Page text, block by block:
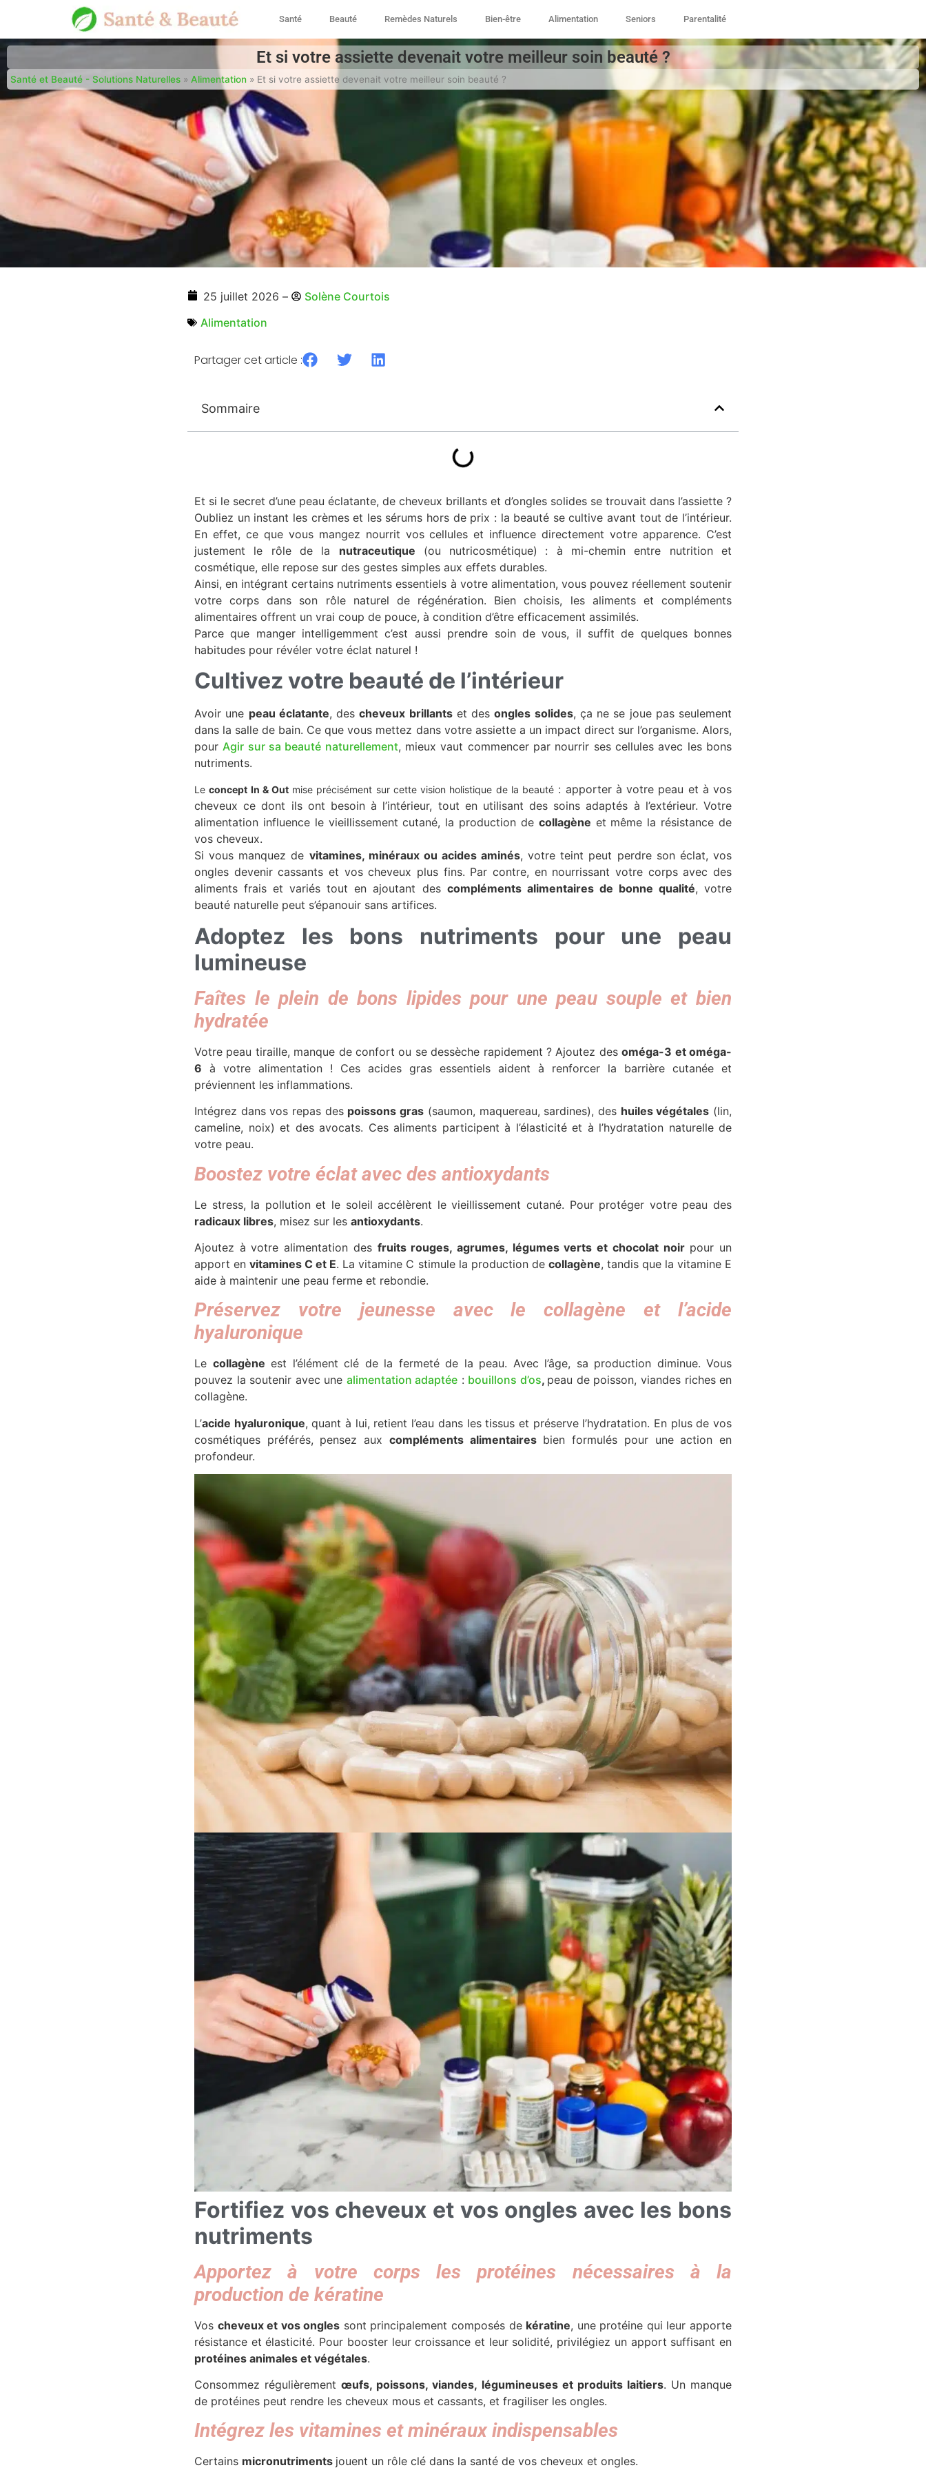
Santé Beauté Remèdes Naturels Bien-être Alimentation Seniors Parentalité
Et si votre assiette devenait votre meilleur soin beauté ?
Santé et Beauté - Solutions Naturelles » Alimentation » Et si votre assiette devenait votre meilleur soin beauté ?
25 juillet 2026 –
Solène Courtois
Alimentation
Partager cet article :
Sommaire
Et si le secret d’une peau éclatante, de cheveux brillants et d’ongles solides se trouvait dans l’assiette ?
Oubliez un instant les crèmes et les sérums hors de prix : la beauté se cultive avant tout de l’intérieur.
En effet, ce que vous mangez nourrit vos cellules et influence directement votre apparence. C’est
justement le rôle de la nutraceutique (ou nutricosmétique)
: à mi-chemin entre nutrition et
cosmétique, elle repose sur des gestes simples aux effets durables.
Ainsi, en intégrant certains nutriments essentiels à votre alimentation, vous pouvez réellement soutenir
votre corps dans son rôle naturel de régénération. Bien choisis, les aliments et compléments
alimentaires offrent un vrai coup de pouce, à condition d’être efficacement assimilés.
Parce que manger intelligemment c’est aussi prendre soin de vous, il suffit de quelques bonnes
habitudes pour révéler votre éclat naturel !
Cultivez votre beauté de l’intérieur
Avoir une peau éclatante, descheveux brillantset desongles solides, ça ne se joue pas seulement
dans la salle de bain. Ce que vous mettez dans votre assiette a un impact direct sur l’organisme. Alors,
pourAgir sur sa beauté naturellement, mieux vaut commencer par nourrir ses cellules avec les bons
nutriments.
Leconcept In & Outmise précisément sur cette vision holistique de la beauté : apporter à votre peau et à vos
cheveux ce dont ils ont besoin à l’intérieur, tout en utilisant des soins adaptés à l’extérieur. Votre
alimentation influence le vieillissement cutané, la production de collagène et même la résistance de
vos cheveux.
Si vous manquez de vitamines, minéraux ou acides aminés, votre teint peut perdre son éclat, vos
ongles devenir cassants et vos cheveux plus fins. Par contre, en nourrissant votre corps avec des
aliments frais et variés tout en ajoutant des compléments alimentaires de bonne qualité, votre
beauté naturelle peut s’épanouir sans artifices.
Adoptez les bons nutriments pour une peau
lumineuse
Faîtes le plein de bons lipides pour une peau souple et bien
hydratée
Votre peau tiraille, manque de confort ou se dessèche rapidement ? Ajoutez desoméga-3 et oméga-
6 à votre alimentation ! Ces acides gras essentiels aident à renforcer la barrière cutanée et
préviennent les inflammations.
Intégrez dans vos repas des poissons gras (saumon, maquereau, sardines), des huiles végétales (lin,
cameline, noix) et des avocats. Ces aliments participent à l’élasticité et à l’hydratation naturelle de
votre peau.
Boostez votre éclat avec des antioxydants
Le stress, la pollution et le soleil accélèrent le vieillissement cutané. Pour protéger votre peau des
radicaux libres, misez sur les antioxydants.
Ajoutez à votre alimentation des fruits rouges, agrumes, légumes verts et chocolat noirpour un
apport envitamines C et E. La vitamine C stimule la production de collagène, tandis que la vitamine E
aide à maintenir une peau ferme et rebondie.
Préservez votre jeunesse avec le collagène et l’acide
hyaluronique
Le collagène est l’élément clé de la fermeté de la peau. Avec l’âge, sa production diminue. Vous
pouvez la soutenir avec une alimentation adaptée : bouillons d’os, peau de poisson, viandes riches en
collagène.
L’acide hyaluronique, quant à lui, retient l’eau dans les tissus et préserve l’hydratation. En plus de vos
cosmétiques préférés, pensez aux compléments alimentairesbien formulés pour une action en
profondeur.
Fortifiez vos cheveux et vos ongles avec les bons
nutriments
Apportez à votre corps les protéines nécessaires à la
production de kératine
Vos cheveux et vos ongles sont principalement composés de kératine, une protéine qui leur apporte
résistance et élasticité. Pour booster leur croissance et leur solidité, privilégiez un apport suffisant en
protéines animales et végétales.
Consommez régulièrementœufs, poissons, viandes, légumineuses et produits laitiers. Un manque
de protéines peut rendre les cheveux mous et cassants, et fragiliser les ongles.
Intégrez les vitamines et minéraux indispensables
Certains micronutriments jouent un rôle clé dans la santé de vos cheveux et ongles.